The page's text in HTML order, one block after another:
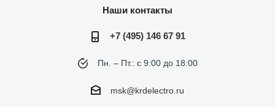
Наши контакты
+7 (495) 146 67 91
Пн. – Пт.: с 9:00 до 18:00
msk@krdelectro.ru